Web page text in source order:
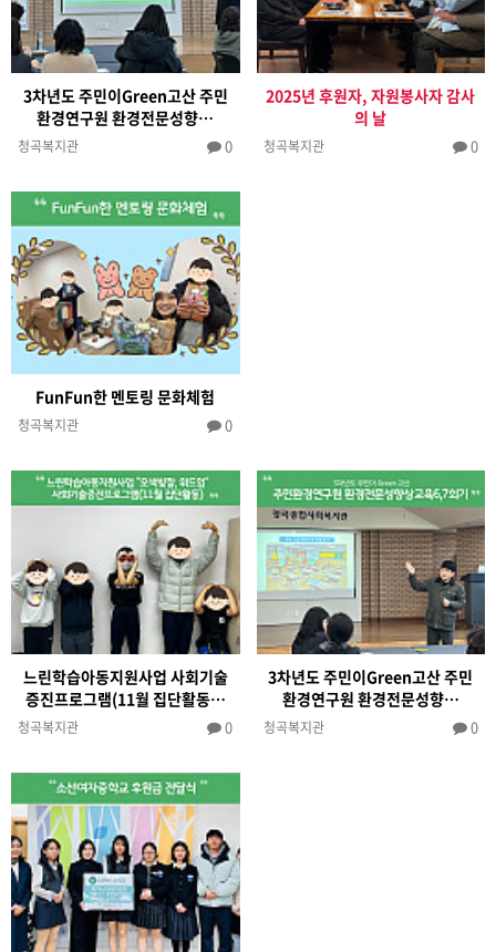
3차년도 주민이Green고산 주민
환경연구원 환경전문성향…
청곡복지관 0
2025년 후원자, 자원봉사자 감사
의 날
청곡복지관 0
FunFun한 멘토링 문화체험
청곡복지관 0
느린학습아동지원사업 사회기술
증진프로그램(11월 집단활동…
청곡복지관 0
3차년도 주민이Green고산 주민
환경연구원 환경전문성향…
청곡복지관 0